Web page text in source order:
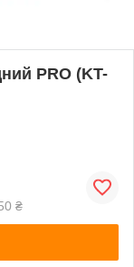
PRO (KT-
₴